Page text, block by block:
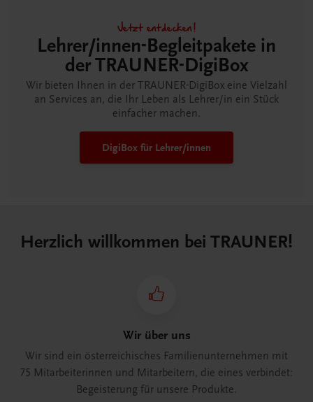
Jetzt entdecken!
Lehrer/innen-Begleitpakete in
der TRAUNER-DigiBox
Wir bieten Ihnen in der TRAUNER-DigiBox eine Vielzahl
an Services an, die Ihr Leben als Lehrer/in ein Stück
einfacher machen.
DigiBox für Lehrer/innen
Herzlich willkommen bei TRAUNER!
Wir über uns
Wir sind ein österreichisches Familienunternehmen mit
75 Mitarbeiterinnen und Mitarbeitern, die eines verbindet:
Begeisterung für unsere Produkte.